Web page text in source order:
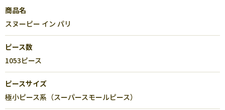
商品名
スヌーピー イン パリ
ピース数
1053ピース
ピースサイズ
極小ピース系（スーパースモールピース）